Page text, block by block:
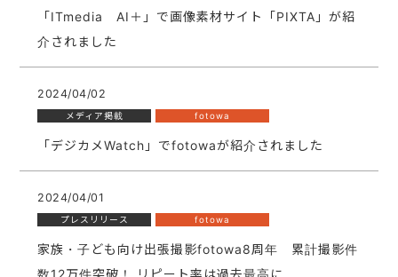
「ITmedia AI＋」で画像素材サイト「PIXTA」が紹
介されました
2024/04/02
メディア掲載 fotowa
「デジカメWatch」でfotowaが紹介されました
2024/04/01
プレスリリース fotowa
家族・子ども向け出張撮影fotowa8周年 累計撮影件
数12万件突破！ リピート率は過去最高に